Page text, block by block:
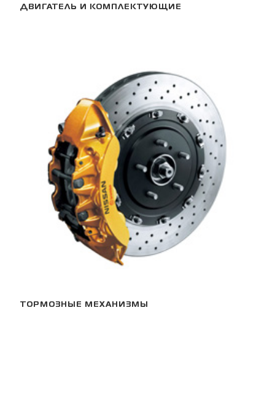
ДВИГАТЕЛЬ И КОМПЛЕКТУЮЩИЕ
ТОРМОЗНЫЕ МЕХАНИЗМЫ